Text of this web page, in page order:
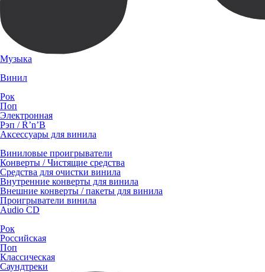
Музыка
Винил
Рок
Поп
Электронная
Рэп / R’n’B
Аксессуары для винила
Виниловые проигрыватели
Конверты / Чистящие средства
Средства для очистки винила
Внутренние конверты для винила
Внешние конверты / пакеты для винила
Проигрыватели винила
Audio CD
Рок
Российская
Поп
Классическая
Саундтреки